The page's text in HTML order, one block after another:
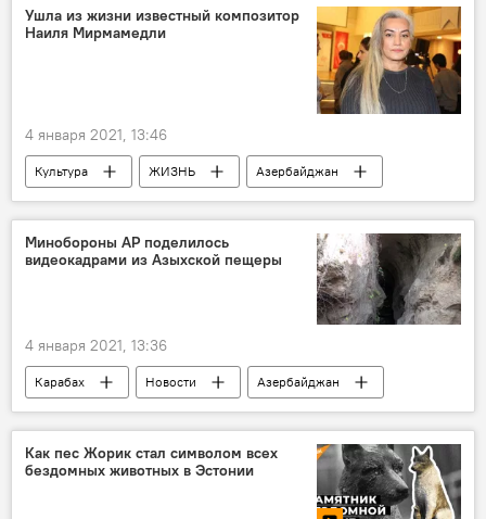
Баку
Ушла из жизни известный композитор
Наиля Мирмамедли
4 января 2021, 13:46
Культура ЖИЗНЬ
Азербайджан
Новости
События и даты
Минобороны АР поделилось
видеокадрами из Азыхской пещеры
4 января 2021, 13:36
Карабах Новости
Азербайджан
Минобороны АР
Как пес Жорик стал символом всех
бездомных животных в Эстонии